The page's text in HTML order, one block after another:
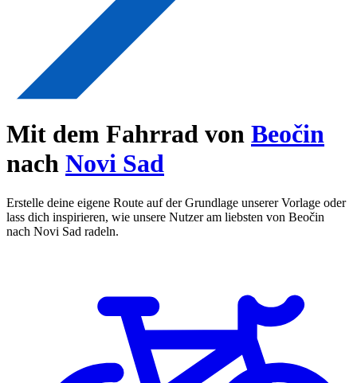
Mit dem Fahrrad von Beočin
nach Novi Sad
Erstelle deine eigene Route auf der Grundlage unserer Vorlage oder
lass dich inspirieren, wie unsere Nutzer am liebsten von Beočin
nach Novi Sad radeln.